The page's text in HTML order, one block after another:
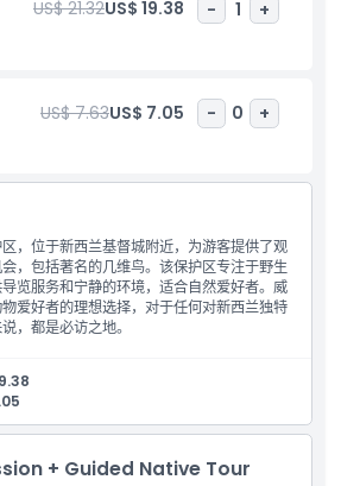
是任何希望在自然宁静环境中体验新西兰野
重点保护濒危物种和野生动物保护，保护区
和各年龄层游客提供了一个有教育意义且有
US$ 21.32US$ 19.38 - 1 +
US$ 7.63US$ 7.05 - 0 +
，位于新西兰基督城附近，为游客提供了观
，包括著名的几维鸟。该保护区专注于野生
览服务和宁静的环境，适合自然爱好者。威
爱好者的理想选择，对于任何对新西兰独特
，都是必访之地。
生动物保护区
+ Guided Native Tour